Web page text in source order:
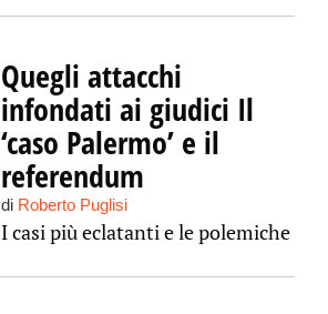
Quegli attacchi
infondati ai giudici Il
‘caso Palermo’ e il
referendum
di Roberto Puglisi
I casi più eclatanti e le polemiche